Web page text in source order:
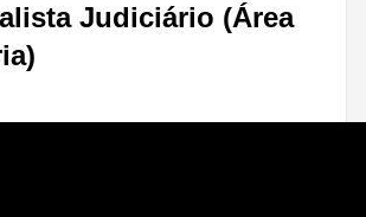
Judiciário (Área